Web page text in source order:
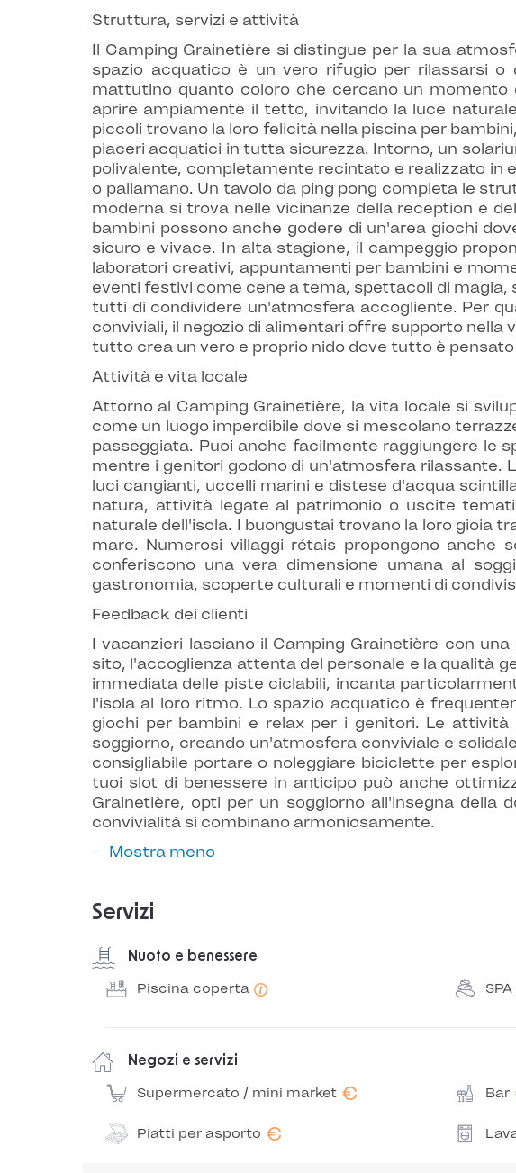
Struttura, servizi e attività
Il Camping Grainetière si distingue per la sua
spazio acquatico è un vero rifugio per rilassarsi
mattutino quanto coloro che cercano un momento
aprire ampiamente il tetto, invitando la luce
piccoli trovano la loro felicità nella piscina per
piaceri acquatici in tutta sicurezza. Intorno, un
polivalente, completamente recintato e realizzato in
o pallamano. Un tavolo da ping pong completa le
moderna si trova nelle vicinanze della reception e
bambini possono anche godere di un'area giochi
sicuro e vivace. In alta stagione, il campeggio
laboratori creativi, appuntamenti per bambini e
eventi festivi come cene a tema, spettacoli di
tutti di condividere un'atmosfera accogliente. Per
conviviali, il negozio di alimentari offre supporto
tutto crea un vero e proprio nido dove tutto è
Attività e vita locale
Attorno al Camping Grainetière, la vita locale si
come un luogo imperdibile dove si mescolano
passeggiata. Puoi anche facilmente raggiungere le
mentre i genitori godono di un'atmosfera rilassante.
luci cangianti, uccelli marini e distese d'acqua
natura, attività legate al patrimonio o uscite
naturale dell'isola. I buongustai trovano la loro gioia
mare. Numerosi villaggi rétais propongono
conferiscono una vera dimensione umana al
gastronomia, scoperte culturali e momenti di
Feedback dei clienti
I vacanzieri lasciano il Camping Grainetière con
sito, l'accoglienza attenta del personale e la qualità
immediata delle piste ciclabili, incanta
l'isola al loro ritmo. Lo spazio acquatico è
giochi per bambini e relax per i genitori. Le
soggiorno, creando un'atmosfera conviviale e
consigliabile portare o noleggiare biciclette per
tuoi slot di benessere in anticipo può anche
Grainetière, opti per un soggiorno all'insegna della
convivialità si combinano armoniosamente.
Mostra meno
Servizi
Nuoto e benessere
Piscina coperta
Negozi e servizi
Supermercato / mini market € Bar
Piatti per asporto €